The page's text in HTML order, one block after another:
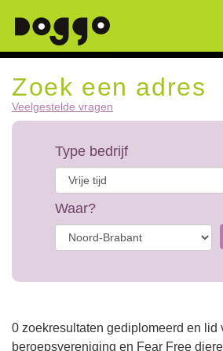
Zoek een adres
Veelgestelde vragen
Type bedrijf
Waar?
0 zoekresultaten gediplomeerd en lid
beroepsvereniging en Fear Free